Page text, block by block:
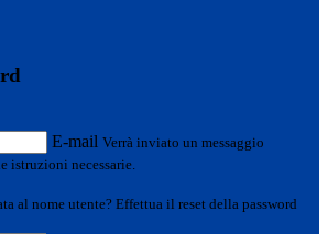
E-mail Verrà inviato un messaggio
istruzioni necessarie.
al nome utente? Effettua il reset della password